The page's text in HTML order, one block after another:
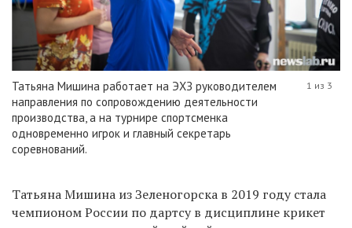
Татьяна Мишина работает на ЭХЗ руководителем
направления по сопровождению деятельности
производства, а на турнире спортсменка
одновременно игрок и главный секретарь
соревнований.
1 из 3
Татьяна Мишина из Зеленогорска в 2019 году стала
чемпионом России по дартсу в дисциплине крикет